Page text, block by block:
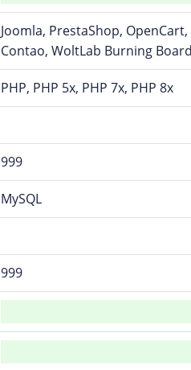
Joomla, PrestaShop,
Contao, WoltLab Burning Board
PHP, PHP 5x, PHP 7x, PHP 8x
999
MySQL
999